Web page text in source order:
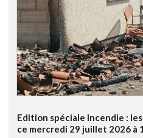
Edition spéciale Incendie :
ce mercredi 29 juillet 2026 à